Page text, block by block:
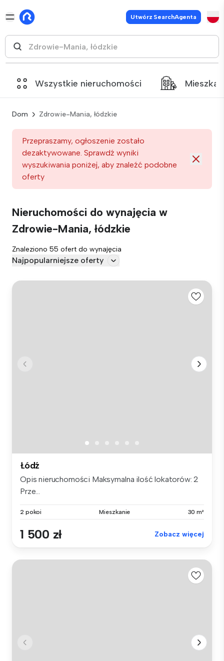
Utwórz SearchAgenta
Wszystkie nieruchomości
Dom Zdrowie-Mania, łódzkie
Przepraszamy, ogłoszenie zostało
dezaktywowane. Sprawdź wyniki
wyszukiwania poniżej, aby znaleźć podobne
oferty
Nieruchomości do wynajęcia w
Zdrowie-Mania, łódzkie
Znaleziono 55 ofert do wynajęcia
Najpopularniejsze oferty
Łódź
Opis nieruchomości Maksymalna ilość lokatorów: 2
Prze...
2 pokoi Mieszkanie 30 m²
1 500 zł Zobacz więcej